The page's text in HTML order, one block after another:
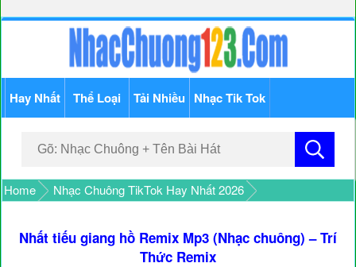
Hay Nhất Thể Loại Tải Nhiều Nhạc Tik Tok
Home Nhạc Chuông TikTok Hay Nhất 2026
Nhất tiếu giang hồ Remix Mp3 (Nhạc chuông) – Trí
Thức Remix